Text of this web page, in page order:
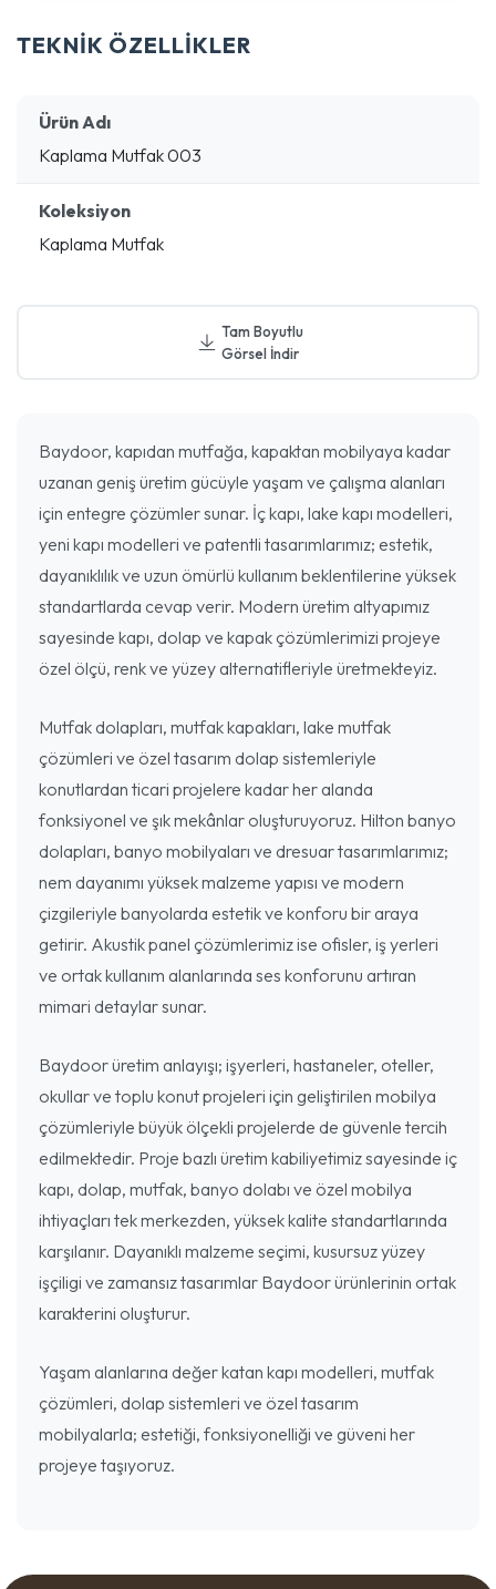
TEKNİK ÖZELLİKLER
Ürün Adı
Kaplama Mutfak 003
Koleksiyon
Kaplama Mutfak
Tam Boyutlu
Görsel İndir
Baydoor, kapıdan mutfağa, kapaktan mobilyaya kadar
uzanan geniş üretim gücüyle yaşam ve çalışma alanları
için entegre çözümler sunar. İç kapı, lake kapı modelleri,
yeni kapı modelleri ve patentli tasarımlarımız; estetik,
dayanıklılık ve uzun ömürlü kullanım beklentilerine yüksek
standartlarda cevap verir. Modern üretim altyapımız
sayesinde kapı, dolap ve kapak çözümlerimizi projeye
özel ölçü, renk ve yüzey alternatifleriyle üretmekteyiz.
Mutfak dolapları, mutfak kapakları, lake mutfak
çözümleri ve özel tasarım dolap sistemleriyle
konutlardan ticari projelere kadar her alanda
fonksiyonel ve şık mekânlar oluşturuyoruz. Hilton banyo
dolapları, banyo mobilyaları ve dresuar tasarımlarımız;
nem dayanımı yüksek malzeme yapısı ve modern
çizgileriyle banyolarda estetik ve konforu bir araya
getirir. Akustik panel çözümlerimiz ise ofisler, iş yerleri
ve ortak kullanım alanlarında ses konforunu artıran
mimari detaylar sunar.
Baydoor üretim anlayışı; işyerleri, hastaneler, oteller,
okullar ve toplu konut projeleri için geliştirilen mobilya
çözümleriyle büyük ölçekli projelerde de güvenle tercih
edilmektedir. Proje bazlı üretim kabiliyetimiz sayesinde iç
kapı, dolap, mutfak, banyo dolabı ve özel mobilya
ihtiyaçları tek merkezden, yüksek kalite standartlarında
karşılanır. Dayanıklı malzeme seçimi, kusursuz yüzey
işçiligi ve zamansız tasarımlar Baydoor ürünlerinin ortak
karakterini oluşturur.
Yaşam alanlarına değer katan kapı modelleri, mutfak
çözümleri, dolap sistemleri ve özel tasarım
mobilyalarla; estetiği, fonksiyonelliği ve güveni her
projeye taşıyoruz.